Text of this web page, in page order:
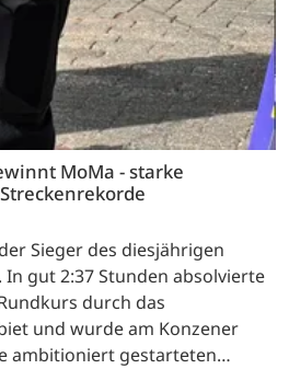
MoMa - starke
Sieger des diesjährigen
gut 2:37 Stunden absolvierte
durch das
und wurde am Konzener
ambitioniert gestarteten…